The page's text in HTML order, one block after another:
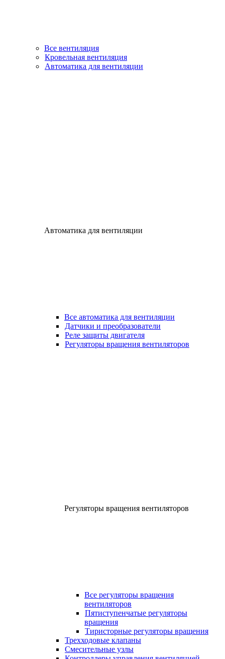
Все вентиляция
Кровельная вентиляция
Автоматика для вентиляции
Автоматика для вентиляции
Все автоматика для вентиляции
Датчики и преобразователи
Реле защиты двигателя
Регуляторы вращения вентиляторов
Регуляторы вращения вентиляторов
Все регуляторы вращения
вентиляторов
Пятиступенчатые регуляторы
вращения
Тиристорные регуляторы вращения
Трехходовые клапаны
Смесительные узлы